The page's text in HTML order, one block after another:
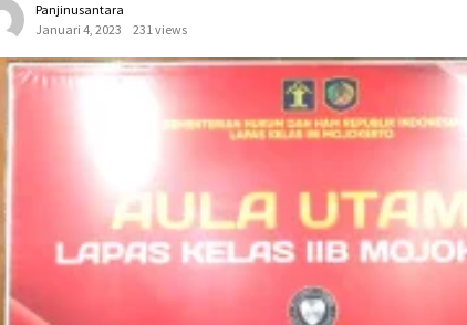
Panjinusantara
Januari 4, 2023
231 views